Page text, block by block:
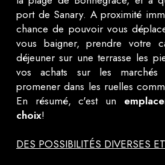
port de Sanary. A proximité
chance de pouvoir vous
vous baigner, prendre votre
déjeuner sur une terrasse les
vos achats sur les marchés
promener dans les ruelles
En résumé, c'est un
choix!
DES POSSIBILITÉS DIVERSES